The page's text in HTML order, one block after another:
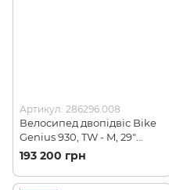
Артикул: 286296.008
Велосипед двопідвіс Bike
Genius 930, TW - M, 29"
(286296.008)
193 200 грн